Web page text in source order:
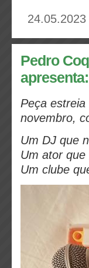
Pedro
Peça
novembro,
Um DJ que
Um ator que
Um clube